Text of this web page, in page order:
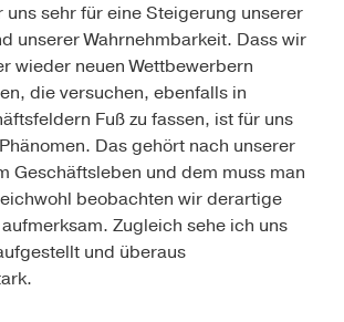
sehr für eine Steigerung unserer
unserer Wahrnehmbarkeit. Dass wir
wieder neuen Wettbewerbern
die versuchen, ebenfalls in
Fuß zu fassen, ist für uns
Das gehört nach unserer
Geschäftsleben und dem muss man
beobachten wir derartige
Zugleich sehe ich uns
und überaus